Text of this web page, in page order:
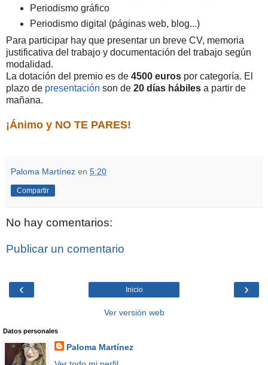
Periodismo gráfico
Periodismo digital (páginas web, blog...)
Para participar hay que presentar un breve CV, memoria
justificativa del trabajo y documentación del trabajo según
modalidad.
La dotación del premio es de 4500 euros por categoría. El
plazo de presentación son de 20 días hábiles a partir de
mañana.
¡Ánimo y NO TE PARES!
Paloma Martínez en 5:20
Compartir
No hay comentarios:
Publicar un comentario
‹ ›
Inicio
Ver versión web
Datos personales
Paloma Martínez